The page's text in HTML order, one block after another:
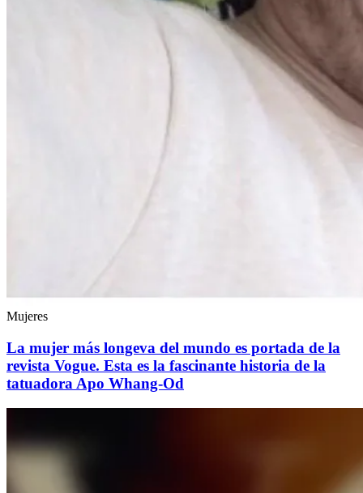
Mujeres
La mujer más longeva del mundo es portada de la
revista Vogue. Esta es la fascinante historia de la
tatuadora Apo Whang-Od